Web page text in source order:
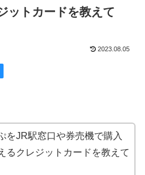
ットカードを教えて
2023.08.05
をJR駅窓口や券売機で購入
るクレジットカードを教えて